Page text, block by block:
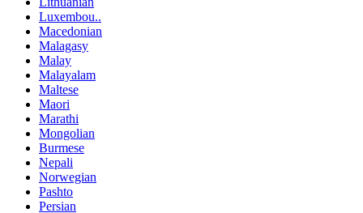
Luxembou..
Macedonian
Malagasy
Malay
Malayalam
Maltese
Maori
Marathi
Mongolian
Burmese
Nepali
Norwegian
Pashto
Persian